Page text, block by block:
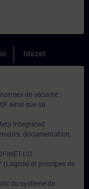
Idézet
de sécurité :
ainsi que sa
Integrated
documentation,
I/O
(Logiciel et principes de
du système de